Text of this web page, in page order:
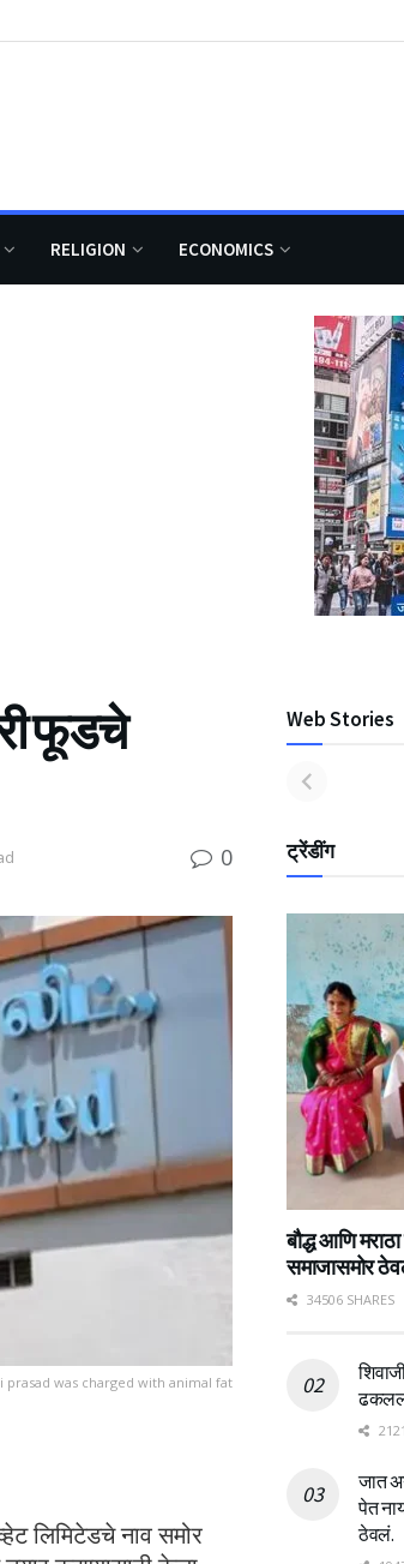
RELIGION ECONOMICS
फूडचे
0
was charged with animal fat
लिमिटेडचे नाव समोर
Web Stories
ट्रेंडींग
बौद्ध आणि
समाजासमोर
34506 SHARES
जात
पेत
ठेवलं.